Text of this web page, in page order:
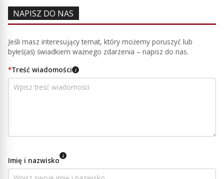
NAPISZ DO NAS
Jeśli masz interesujący temat, który możemy poruszyć lub
byłeś(aś) świadkiem ważnego zdarzenia – napisz do nas.
*Treść wiadomości i
Imię i nazwisko i